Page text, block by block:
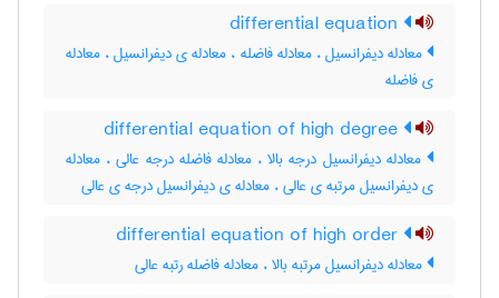
معادله دیفرانسیل ، معادله فاضله ، معادله ی دیفرانسیل ، معادله
ی فاضله
معادله دیفرانسیل درجه بالا ، معادله فاضله درجه عالی ، معادله
ی دیفرانسیل مرتبه ی عالی ، معادله ی دیفرانسیل درجه ی عالی
معادله دیفرانسیل مرتبه بالا ، معادله فاضله رتبه عالی